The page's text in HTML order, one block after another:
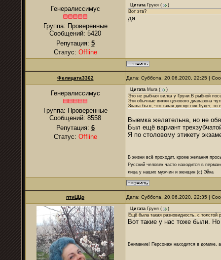
Генералиссимус
Группа: Проверенные
Сообщений: 5420
Репутация: 5
Статус: Offline
Цитата Груня (
)
Вот эта?
да
Фелицата3362 Дата: Суббота, 20.06.2020, 22:25 |
Генералиссимус
Группа: Проверенные
Сообщений: 8558
Репутация: 6
Статус: Offline
Цитата Mura (
)
Это не рыбная вилка у Груни.В рыбной
Эти обычные вилки ценового диапазона
Знала бы я, что такая дискуссия будет,
Выемка желательна, но не
Был ещё вариант
Я по столовому этикету
В жизни всё проходит, кроме желания
Русский человек часто находится в
лица у наших мужчин и женщин (с) Эйка
птиЦЦо Дата: Суббота, 20.06.2020, 22:35 |
Цитата Груня (
)
Ещё была такая разновидность, с толстой
Вот такие у нас тоже были.
Внимание! Персонаж находится в домике,